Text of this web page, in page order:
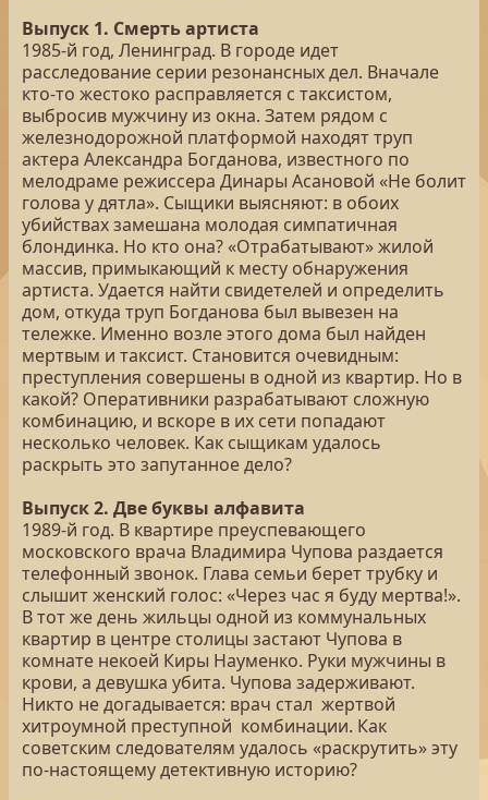
Выпуск 1. Смерть артиста
1985-й год, Ленинград. В городе идет
расследование серии резонансных дел. Вначале
кто-то жестоко расправляется с таксистом,
выбросив мужчину из окна. Затем рядом с
железнодорожной платформой находят труп
актера Александра Богданова, известного по
мелодраме режиссера Динары Асановой «Не болит
голова у дятла». Сыщики выясняют: в обоих
убийствах замешана молодая симпатичная
блондинка. Но кто она? «Отрабатывают» жилой
массив, примыкающий к месту обнаружения
артиста. Удается найти свидетелей и определить
дом, откуда труп Богданова был вывезен на
тележке. Именно возле этого дома был найден
мертвым и таксист. Становится очевидным:
преступления совершены в одной из квартир. Но в
какой? Оперативники разрабатывают сложную
комбинацию, и вскоре в их сети попадают
несколько человек. Как сыщикам удалось
раскрыть это запутанное дело?
Выпуск 2. Две буквы алфавита
1989-й год. В квартире преуспевающего
московского врача Владимира Чупова раздается
телефонный звонок. Глава семьи берет трубку и
слышит женский голос: «Через час я буду мертва!».
В тот же день жильцы одной из коммунальных
квартир в центре столицы застают Чупова в
комнате некоей Киры Науменко. Руки мужчины в
крови, а девушка убита. Чупова задерживают.
Никто не догадывается: врач стал жертвой
хитроумной преступной комбинации. Как
советским следователям удалось «раскрутить» эту
по-настоящему детективную историю?